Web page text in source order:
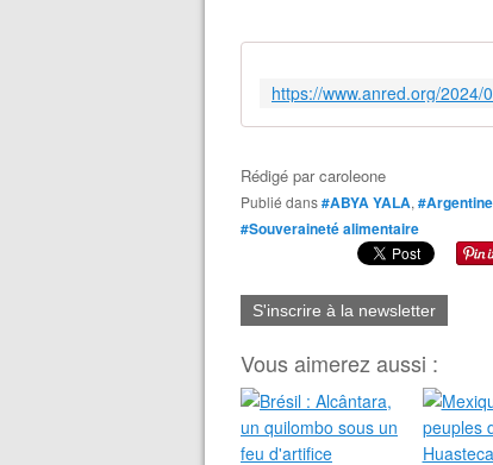
Rédigé parcaroleone
Publié dans#ABYA YALA, #Argentine
#Souveraineté alimentaire
S'inscrire à la newsletter
Vous aimerez aussi :